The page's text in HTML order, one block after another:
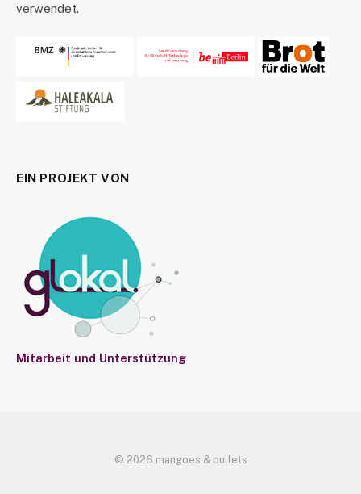
verwendet.
EIN PROJEKT VON
Mitarbeit und Unterstützung
© 2026 mangoes & bullets